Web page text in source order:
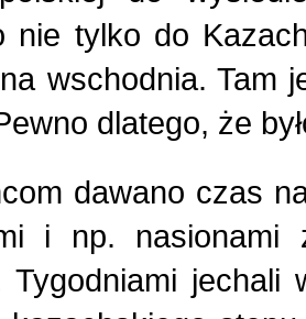
nie tylko do
wschodnia. Tam
dlatego, że
dawano czas
i np.
Tygodniami